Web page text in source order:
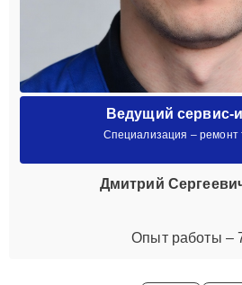
Ведущий сервис-
Специализация – ремонт
Дмитрий
Опыт работы –